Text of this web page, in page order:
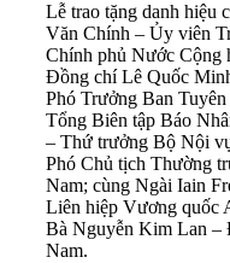
Lễ trao tặng danh hiệu
Văn Chính – Ủy viên
Chính phủ Nước Cộng
Đồng chí Lê Quốc
Phó Trưởng Ban
Tổng Biên tập Báo
– Thứ trưởng Bộ Nội
Phó Chủ tịch Thường
Nam; cùng Ngài Iain
Liên hiệp Vương quốc
Bà Nguyễn Kim Lan –
Nam.